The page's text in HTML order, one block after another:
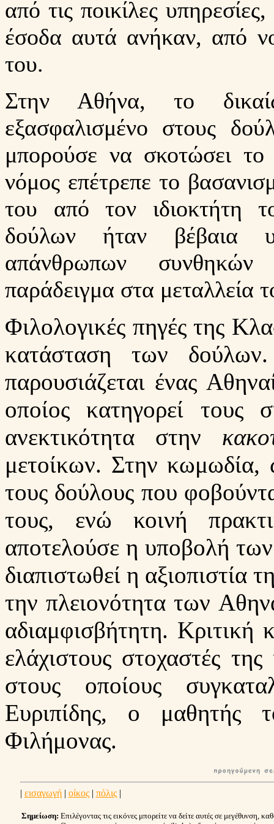
από τις ποικίλες
έσοδα αυτά ανήκαν, από
του.
Στην Αθήνα, το
εξασφαλισμένο στους
μπορούσε να σκοτώσει
νόμος επέτρεπε το
του από τον ιδιοκτήτη
δούλων ήταν βέβαια
απάνθρωπων
παράδειγμα στα μεταλλεία
Φιλολογικές πηγές της
κατάσταση των
παρουσιάζεται ένας
οποίος κατηγορεί τους
ανεκτικότητα στην
μετοίκων. Στην
τους δούλους που
τους, ενώ κοινή
αποτελούσε η υποβολή
διαπιστωθεί η αξιοπιστία
την πλειονότητα των
αδιαμφισβήτητη. Κριτική
ελάχιστους στοχαστές
στους οποίους
Eυριπίδης, ο μαθητής
Φιλήμονας.
| εισαγωγή| οίκος| πόλις|
Σημείωση: Επιλέγοντας τις εικόνες μπορείτε να δείτε αυτές σε μεγέθυνση,